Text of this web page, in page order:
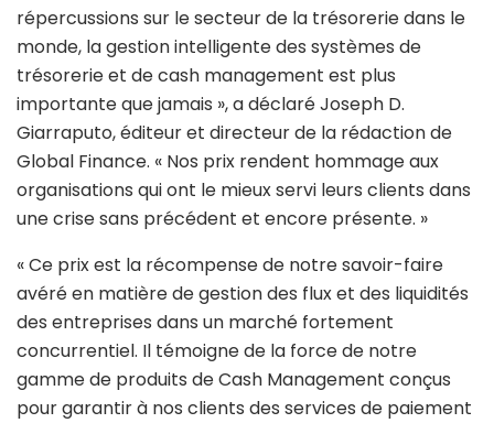
répercussions sur le secteur de la trésorerie dans le
monde, la gestion intelligente des systèmes de
trésorerie et de cash management est plus
importante que jamais », a déclaré Joseph D.
Giarraputo, éditeur et directeur de la rédaction de
Global Finance. « Nos prix rendent hommage aux
organisations qui ont le mieux servi leurs clients dans
une crise sans précédent et encore présente. »
« Ce prix est la récompense de notre savoir-faire
avéré en matière de gestion des flux et des liquidités
des entreprises dans un marché fortement
concurrentiel. Il témoigne de la force de notre
gamme de produits de Cash Management conçus
pour garantir à nos clients des services de paiement